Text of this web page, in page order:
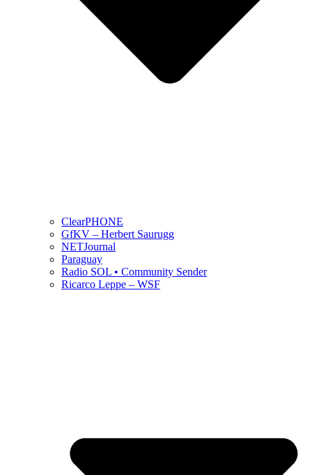
ClearPHONE
GfKV – Herbert Saurugg
NETJournal
Paraguay
Radio SOL • Community Sender
Ricarco Leppe – WSF